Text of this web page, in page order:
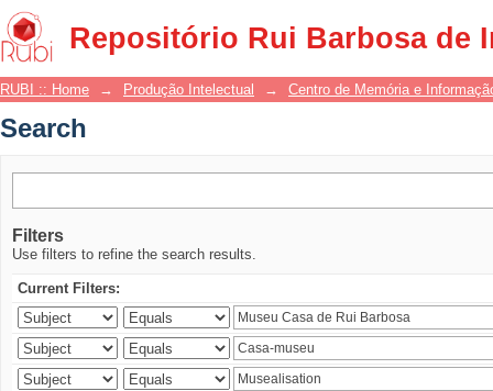
Repositório Rui Barbosa de
Search
RUBI :: Home → Produção Intelectual → Centro de Memória e
Search
Filters
Use filters to refine the search results.
Current Filters: